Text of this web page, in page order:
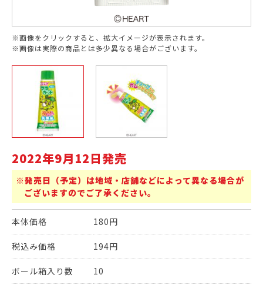
※画像をクリックすると、拡大イメージが表示されます。
※画像は実際の商品とは多少異なる場合がございます。
2022年9月12日発売
※発売日（予定）は地域・店舗などによって異なる場合が
ございますのでご了承ください。
本体価格 180円
税込み価格 194円
ボール箱入り数 10